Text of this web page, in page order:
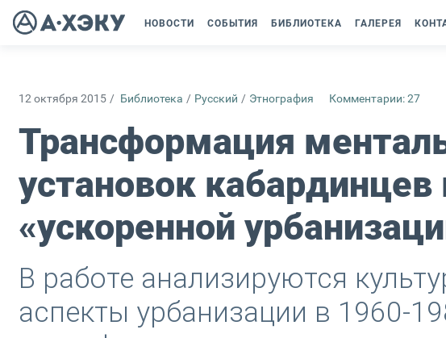
НОВОСТИ СОБЫТИЯ БИБЛИОТЕКА ГАЛЕРЕЯ
12 октября 2015 / Библиотека / Русский / Этнография Комментарии: 27
Трансформация
установок кабардинцев
«ускоренной
В работе анализируются
аспекты урбанизации в 1960-